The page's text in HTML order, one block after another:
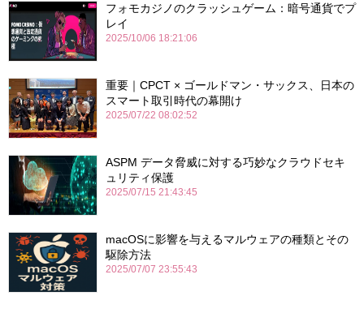
フォモカジノのクラッシュゲーム：暗号通貨でプ
レイ
2025/10/06 18:21:06
重要｜CPCT × ゴールドマン・サックス、日本の
スマート取引時代の幕開け
2025/07/22 08:02:52
ASPM データ脅威に対する巧妙なクラウドセキ
ュリティ保護
2025/07/15 21:43:45
macOSに影響を与えるマルウェアの種類とその
駆除方法
2025/07/07 23:55:43